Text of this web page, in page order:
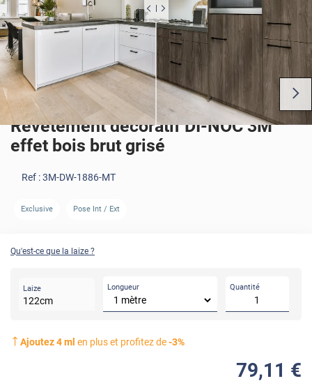
Revêtement décoratif DI-NOC 3M
effet bois brut grisé
Ref :3M-DW-1886-MT
Exclusive Pose Int / Ext
Qu'est-ce que la laize ?
Laize
122cm
Longueur Quantité
Ajoutez4ml en plus et profitez de-3%
79,11 €